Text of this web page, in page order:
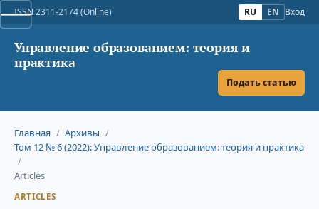
ISSN 2311-2174 (Online) RU EN Вход
Управление образованием: теория и
практика
Подать статью
Главная / Архивы /
Том 12 № 6 (2022): Управление образованием: теория и практика
/
Articles
ARTICLES